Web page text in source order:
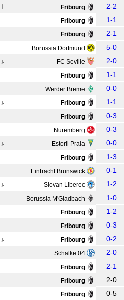
Fribourg 2-2
Fribourg 1-1
Fribourg 2-1
Borussia Dortmund 5-0
FC Seville 2-0
Fribourg 1-1
Werder Breme 0-0
Fribourg 1-1
Fribourg 0-3
Nuremberg 0-3
Estoril Praia 0-0
Fribourg 1-3
Eintracht Brunswick 0-1
Slovan Liberec 1-2
Borussia M'Gladbach 1-0
Fribourg 1-2
Fribourg 0-3
Fribourg 0-2
Schalke 04 2-0
Fribourg 2-1
Fribourg 2-0
Fribourg 0-5